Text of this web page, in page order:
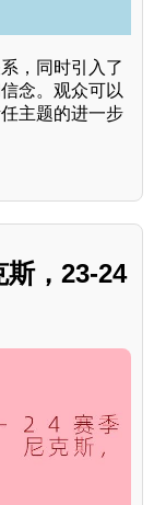
，同时引入了
念。观众可以
主题的进一步
斯，23-24